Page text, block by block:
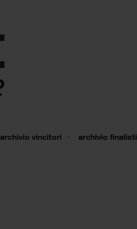
archivio vincitori archivio finalisti